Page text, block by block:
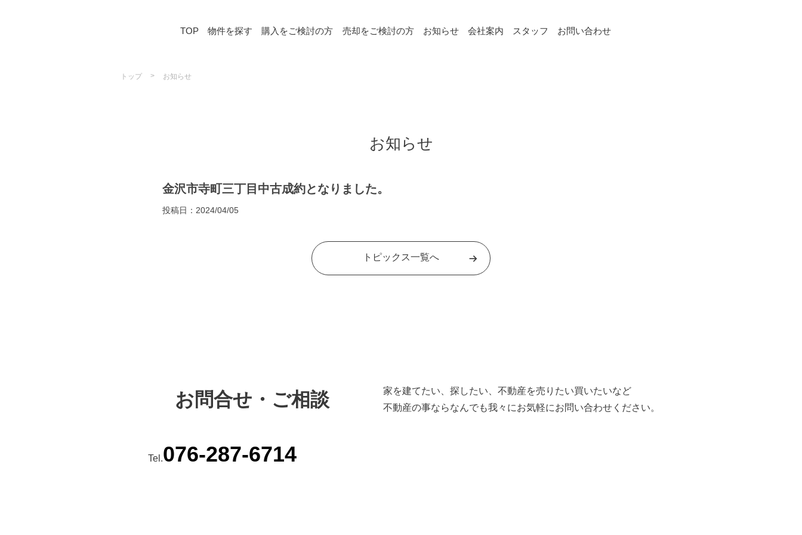
TOP 物件を探す 購入をご検討の方 売却をご検討の方 お知らせ 会社案内 スタッフ お問い合わせ
トップ > お知らせ
お知らせ
金沢市寺町三丁目中古成約となりました。
投稿日： 2024/04/05
トピックス一覧へ
お問合せ・ご相談
家を建てたい、探したい、不動産を売りたい買いたいなど
不動産の事ならなんでも我々にお気軽にお問い合わせください。
Tel.076-287-6714